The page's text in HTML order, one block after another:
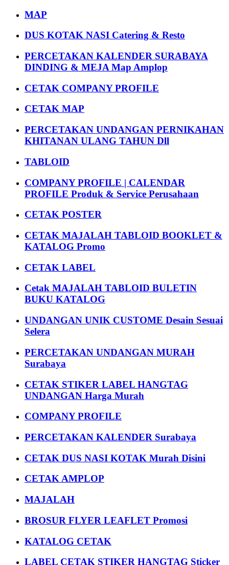
MAP
DUS KOTAK NASI Catering & Resto
PERCETAKAN KALENDER SURABAYA
DINDING & MEJA Map Amplop
CETAK COMPANY PROFILE
CETAK MAP
PERCETAKAN UNDANGAN PERNIKAHAN
KHITANAN ULANG TAHUN Dll
TABLOID
COMPANY PROFILE | CALENDAR
PROFILE Produk & Service Perusahaan
CETAK POSTER
CETAK MAJALAH TABLOID BOOKLET &
KATALOG Promo
CETAK LABEL
Cetak MAJALAH TABLOID BULETIN
BUKU KATALOG
UNDANGAN UNIK CUSTOME Desain Sesuai
Selera
PERCETAKAN UNDANGAN MURAH
Surabaya
CETAK STIKER LABEL HANGTAG
UNDANGAN Harga Murah
COMPANY PROFILE
PERCETAKAN KALENDER Surabaya
CETAK DUS NASI KOTAK Murah Disini
CETAK AMPLOP
MAJALAH
BROSUR FLYER LEAFLET Promosi
KATALOG CETAK
LABEL CETAK STIKER HANGTAG Sticker